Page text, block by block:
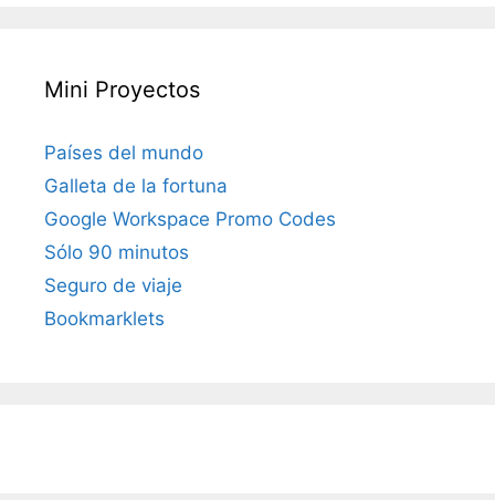
Mini Proyectos
Países del mundo
Galleta de la fortuna
Google Workspace Promo Codes
Sólo 90 minutos
Seguro de viaje
Bookmarklets